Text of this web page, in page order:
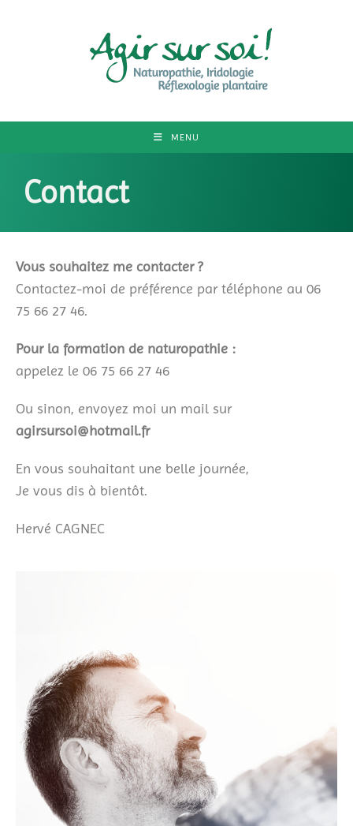
MENU
Contact
Vous souhaitez me contacter ?
Contactez-moi de préférence par téléphone au 06
75 66 27 46.
Pour la formation de naturopathie :
appelez le 06 75 66 27 46
Ou sinon, envoyez moi un mail sur
agirsursoi@hotmail.fr
En vous souhaitant une belle journée,
Je vous dis à bientôt.
Hervé CAGNEC